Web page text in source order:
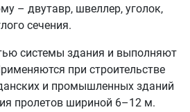
– двутавр, швеллер, уголок,
сечения.
системы здания и выполняют
при строительстве
и промышленных зданий
пролетов шириной 6–12 м.